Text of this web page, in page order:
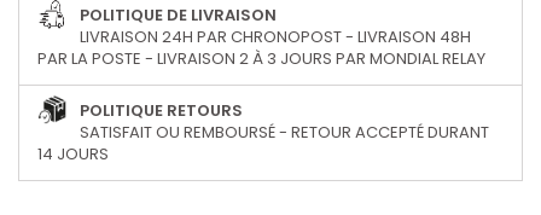
POLITIQUE DE LIVRAISON
LIVRAISON 24H PAR CHRONOPOST - LIVRAISON 48H
PAR LA POSTE - LIVRAISON 2 À 3 JOURS PAR MONDIAL RELAY
POLITIQUE RETOURS
SATISFAIT OU REMBOURSÉ - RETOUR ACCEPTÉ DURANT
14 JOURS